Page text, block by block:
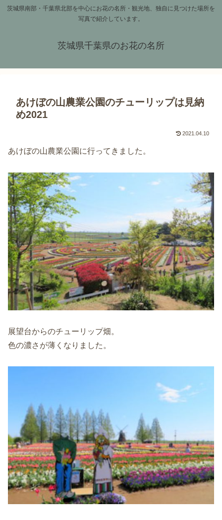
茨城県南部・千葉県北部を中心にお花の名所・観光地、独自に見つけた場所を
写真で紹介しています。
茨城県千葉県のお花の名所
あけぼの山農業公園のチューリップは見納
め2021
2021.04.10
あけぼの山農業公園に行ってきました。
展望台からのチューリップ畑。
色の濃さが薄くなりました。